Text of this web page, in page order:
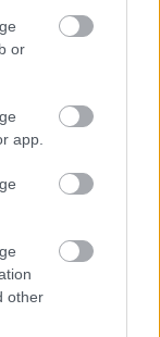
or
app.
other